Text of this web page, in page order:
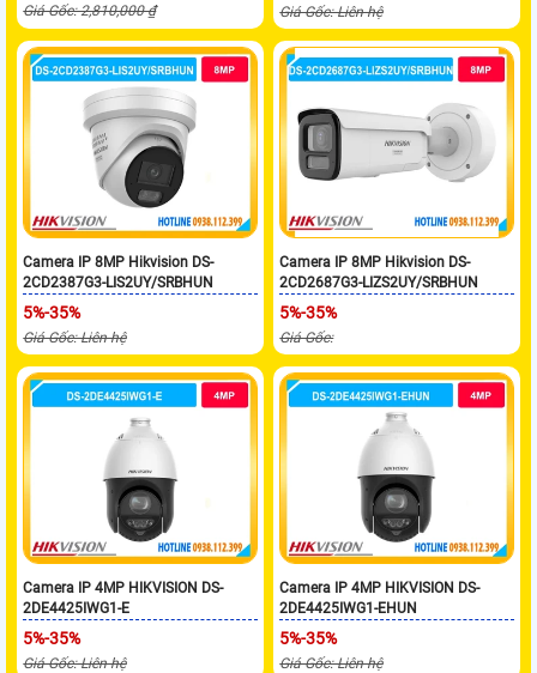
Giá Gốc: 2,810,000 ₫ Giá Gốc: Liên hệ
Camera IP 8MP Hikvision DS-
2CD2387G3-LIS2UY/SRBHUN
5%-35%
Giá Gốc: Liên hệ
Camera IP 8MP Hikvision DS-
2CD2687G3-LIZS2UY/SRBHUN
5%-35%
Giá Gốc:
Camera IP 4MP HIKVISION DS-
2DE4425IWG1-E
5%-35%
Giá Gốc: Liên hệ
Camera IP 4MP HIKVISION DS-
2DE4425IWG1-EHUN
5%-35%
Giá Gốc: Liên hệ